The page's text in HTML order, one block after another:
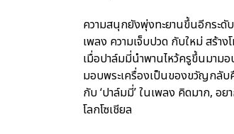
ความสนุกยังพุ่งทะยานขึ้นอีกระดั
เพลง ความเจ็บปวด กับใหม่ สร้า
เมื่อปาล์มมี่นำพานไหว้ครูขึ้นมาม
มอบพระเครื่องเป็นของขวัญกลั
กับ ‘ปาล์มมี่’ ในเพลง คิดมาก, อ
โลกโซเชียล